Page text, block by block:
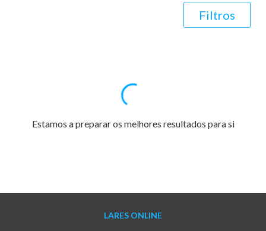
Filtros
Estamos a preparar os melhores resultados para si
LARES ONLINE